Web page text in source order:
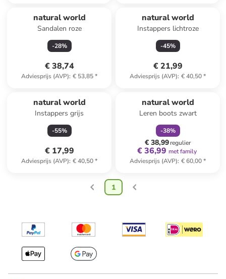
natural world
Sandalen roze
-28%
€ 38,74
Adviesprijs (AVP): € 53,85*
natural world
Instappers lichtroze
-45%
€ 21,99
Adviesprijs (AVP): € 40,50*
natural world
Instappers grijs
-55%
€ 17,99
Adviesprijs (AVP): € 40,50*
natural world
Leren boots zwart
-38%
€ 38,99regulier
€ 36,99 met family
Adviesprijs (AVP): € 60,00*
1